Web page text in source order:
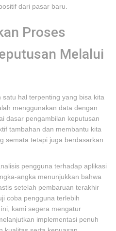
dari pasar baru.
Proses
Melalui
hal terpenting yang bisa kita
menggunakan data dengan
dasar pengambilan keputusan
tambahan dan membantu kita
semata tetapi juga berdasarkan
pengguna terhadap aplikasi
angka menunjukkan bahwa
setelah pembaruan terakhir
coba pengguna terlebih
kami segera mengatur
implementasi penuh